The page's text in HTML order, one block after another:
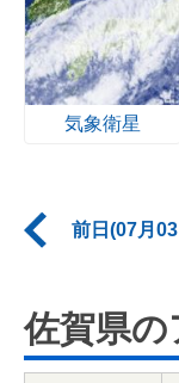
気象衛星
前日(07月
佐賀県